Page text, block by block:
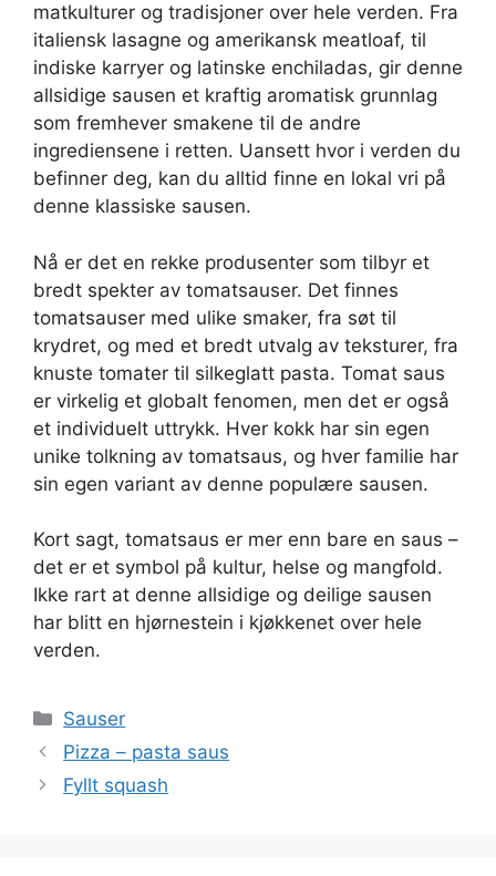
matkulturer og tradisjoner over hele verden. Fra
italiensk lasagne og amerikansk meatloaf, til
indiske karryer og latinske enchiladas, gir denne
allsidige sausen et kraftig aromatisk grunnlag
som fremhever smakene til de andre
ingrediensene i retten. Uansett hvor i verden du
befinner deg, kan du alltid finne en lokal vri på
denne klassiske sausen.
Nå er det en rekke produsenter som tilbyr et
bredt spekter av tomatsauser. Det finnes
tomatsauser med ulike smaker, fra søt til
krydret, og med et bredt utvalg av teksturer, fra
knuste tomater til silkeglatt pasta. Tomat saus
er virkelig et globalt fenomen, men det er også
et individuelt uttrykk. Hver kokk har sin egen
unike tolkning av tomatsaus, og hver familie har
sin egen variant av denne populære sausen.
Kort sagt, tomatsaus er mer enn bare en saus –
det er et symbol på kultur, helse og mangfold.
Ikke rart at denne allsidige og deilige sausen
har blitt en hjørnestein i kjøkkenet over hele
verden.
Kategorier
Sauser
Pizza – pasta saus
Fyllt squash